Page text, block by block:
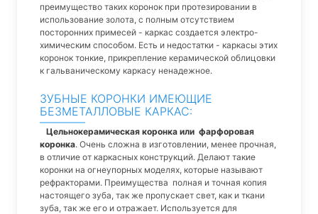
преимущество таких коронок при протезировании в
использование золота, с полным отсутствием
посторонних примесей - каркас создается электро-
химическим способом. Есть и недостатки - каркасы этих
коронок тонкие, прикрепление керамической облицовки
к гальваническому каркасу ненадежное.
ЗУБНЫЕ КОРОНКИ ИМЕЮЩИЕ
БЕЗМЕТАЛЛОВЫЕ КАРКАС:
Цельнокерамическая коронка или фарфоровая
коронка. Очень сложна в изготовлении, менее прочная,
в отличие от каркасных конструкций. Делают такие
коронки на огнеупорных моделях, которые называют
рефракторами. Преимущества полная и точная копия
настоящего зуба, так же пропускает свет, как и ткани
зуба, так же его и отражает. Используется для